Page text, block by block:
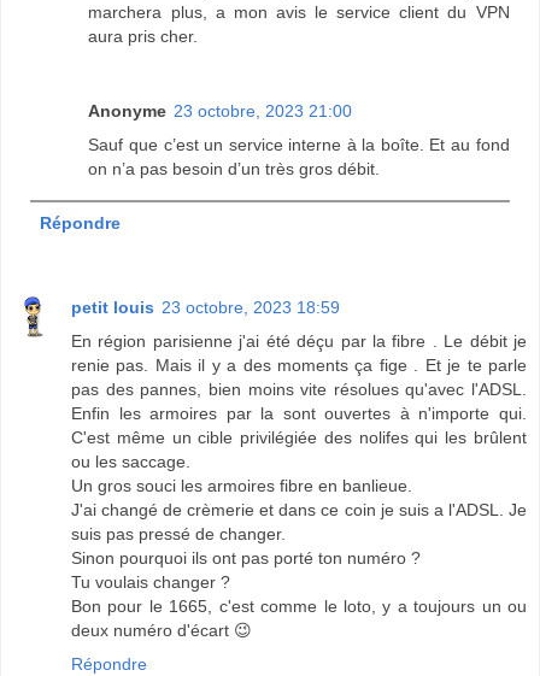
marchera plus, a mon avis le service client du VPN
aura pris cher.
Anonyme 23 octobre, 2023 21:00
Sauf que c’est un service interne à la boîte. Et au fond
on n’a pas besoin d’un très gros débit.
Répondre
petit louis 23 octobre, 2023 18:59
En région parisienne j'ai été déçu par la fibre . Le débit je
renie pas. Mais il y a des moments ça fige . Et je te parle
pas des pannes, bien moins vite résolues qu'avec l'ADSL.
Enfin les armoires par la sont ouvertes à n'importe qui.
C'est même un cible privilégiée des nolifes qui les brûlent
ou les saccage.
Un gros souci les armoires fibre en banlieue.
J'ai changé de crèmerie et dans ce coin je suis a l'ADSL. Je
suis pas pressé de changer.
Sinon pourquoi ils ont pas porté ton numéro ?
Tu voulais changer ?
Bon pour le 1665, c'est comme le loto, y a toujours un ou
deux numéro d'écart 😉
Répondre